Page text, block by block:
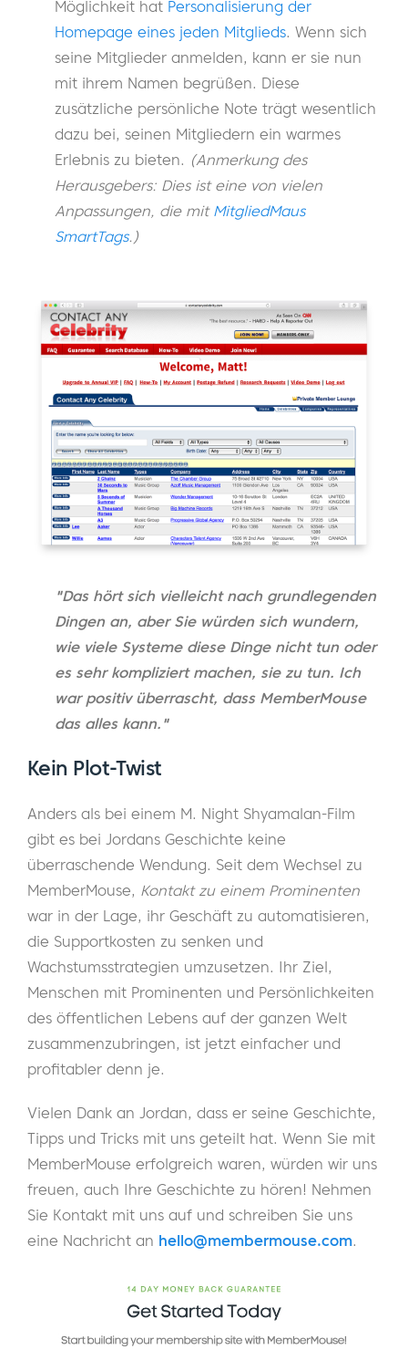
Möglichkeit hat Personalisierung der
Homepage eines jeden Mitglieds. Wenn sich
seine Mitglieder anmelden, kann er sie nun
mit ihrem Namen begrüßen. Diese
zusätzliche persönliche Note trägt wesentlich
dazu bei, seinen Mitgliedern ein warmes
Erlebnis zu bieten. (Anmerkung des
Herausgebers: Dies ist eine von vielen
Anpassungen, die mit MitgliedMaus
SmartTags.)
"Das hört sich vielleicht nach grundlegenden
Dingen an, aber Sie würden sich wundern,
wie viele Systeme diese Dinge nicht tun oder
es sehr kompliziert machen, sie zu tun. Ich
war positiv überrascht, dass MemberMouse
das alles kann."
Kein Plot-Twist
Anders als bei einem M. Night Shyamalan-Film
gibt es bei Jordans Geschichte keine
überraschende Wendung. Seit dem Wechsel zu
MemberMouse, Kontakt zu einem Prominenten
war in der Lage, ihr Geschäft zu automatisieren,
die Supportkosten zu senken und
Wachstumsstrategien umzusetzen. Ihr Ziel,
Menschen mit Prominenten und Persönlichkeiten
des öffentlichen Lebens auf der ganzen Welt
zusammenzubringen, ist jetzt einfacher und
profitabler denn je.
Vielen Dank an Jordan, dass er seine Geschichte,
Tipps und Tricks mit uns geteilt hat. Wenn Sie mit
MemberMouse erfolgreich waren, würden wir uns
freuen, auch Ihre Geschichte zu hören! Nehmen
Sie Kontakt mit uns auf und schreiben Sie uns
eine Nachricht an hello@membermouse.com.